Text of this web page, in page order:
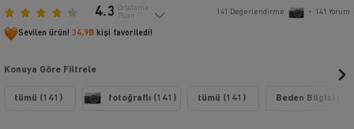
4.3
Ortalama
Puan
141 Değerlendirme • 141 Yorum
Sevilen ürün! 34,9B kişi favoriledi!
Konuya Göre Filtrele
tümü (141) fotoğraflı (141) tümü (141) Beden Bilgisi (42)